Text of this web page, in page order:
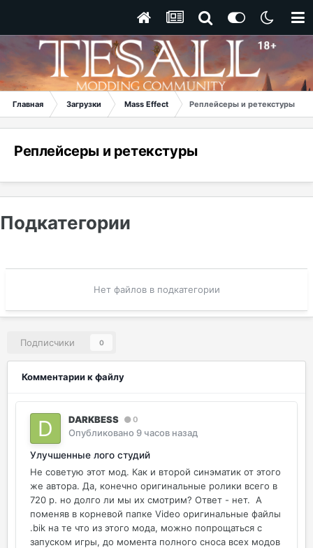
Главная Загрузки Mass Effect Реплейсеры и ретекстуры
Реплейсеры и ретекстуры
Подкатегории
Нет файлов в подкатегории
Подписчики 0
Комментарии к файлу
DARKBESS 0
Опубликовано 9 часов назад
Улучшенные лого студий
Не советую этот мод. Как и второй синэматик от этого
же автора. Да, конечно оригинальные ролики всего в
720 p. но долго ли мы их смотрим? Ответ - нет. А
поменяв в корневой папке Video оригинальные файлы
.bik на те что из этого мода, можно попрощаться с
запуском игры, до момента полного сноса всех модов